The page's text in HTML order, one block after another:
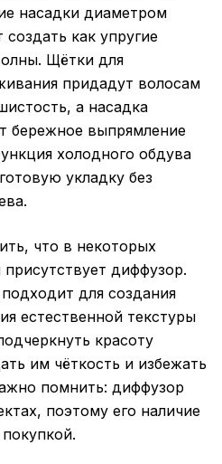
насадки диаметром
как упругие
Щётки для
придадут волосам
а насадка
бережное выпрямление
холодного обдува
укладку без
что в некоторых
диффузор.
для создания
естественной текстуры
красоту
им чёткость и избежать
помнить: диффузор
поэтому его наличие